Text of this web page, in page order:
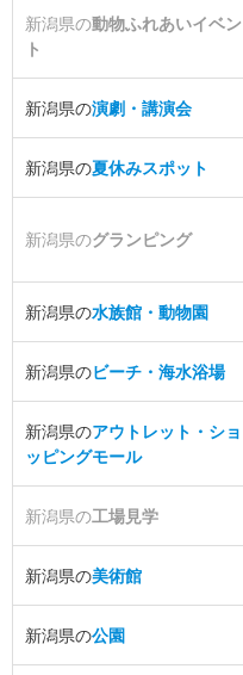
新潟県の動物ふれあいイベン
ト
新潟県の演劇・講演会
新潟県の夏休みスポット
新潟県のグランピング
新潟県の水族館・動物園
新潟県のビーチ・海水浴場
新潟県のアウトレット・ショ
ッピングモール
新潟県の工場見学
新潟県の美術館
新潟県の公園